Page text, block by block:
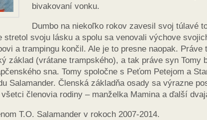
bivakovaní vonku.
Dumbo na niekoľko rokov zavesil svoj túlavé
stretol svoju lásku a spolu sa venovali výchove
a trampingu končil. Ale je to presne naopak.
základ (vrátane trampského), a tak práve syn Tomy
sna. Tomy spoločne s Peťom Petejom a
Salamander. Členská základňa osady sa výrazne
členovia rodiny – manželka Mamina a ďalší
T.O. Salamander v rokoch 2007-2014.